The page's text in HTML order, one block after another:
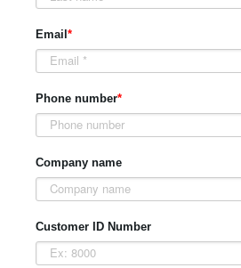
Email*
Phone number*
Company name
Customer ID Number